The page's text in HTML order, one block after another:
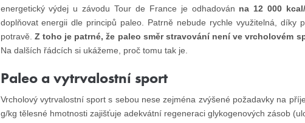
energetický výdej u závodu Tour de France je odhadován na 12 000
doplňovat energii dle principů paleo. Patrně nebude rychle využitelná, díky
potravě. Z toho je patrné, že paleo směr stravování není ve vrcholovém
Na dalších řádcích si ukážeme, proč tomu tak je.
Paleo a vytrvalostní sport
Vrcholový vytrvalostní sport s sebou nese zejména zvýšené požadavky na
g/kg tělesné hmotnosti zajišťuje adekvátní regeneraci glykogenových zásob